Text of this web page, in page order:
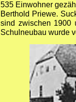
535 Einwohner
Berthold Priewe.
sind zwischen 1900
Schulneubau wurde